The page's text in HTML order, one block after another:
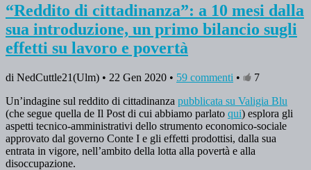
“Reddito di cittadinanza”: a 10 mesi dalla
sua introduzione, un primo bilancio sugli
effetti su lavoro e povertà
di NedCuttle21(Ulm) • 22 Gen 2020 • 59 commenti •
7
Un’indagine sul reddito di cittadinanza pubblicata su Valigia Blu
(che segue quella de Il Post di cui abbiamo parlato qui) esplora gli
aspetti tecnico-amministrativi dello strumento economico-sociale
approvato dal governo Conte I e gli effetti prodottisi, dalla sua
entrata in vigore, nell’ambito della lotta alla povertà e alla
disoccupazione.